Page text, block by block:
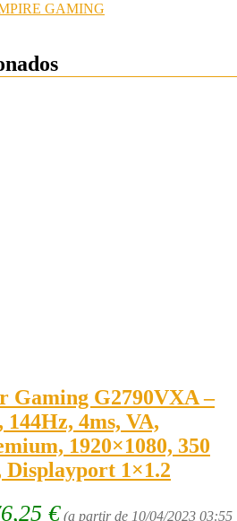
GAMING
Gaming G2790VXA –
4ms, VA,
1920×1080, 350
1×1.2
€ (a partir de 10/04/2023 03:55